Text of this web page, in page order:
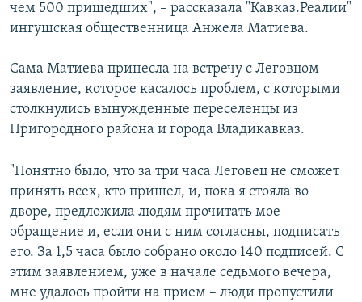
чем 500 пришедших", – рассказала "Кавказ.Реалии"
ингушская общественница Анжела Матиева.
Сама Матиева принесла на встречу с Леговцом
заявление, которое касалось проблем, с которыми
столкнулись вынужденные переселенцы из
Пригородного района и города Владикавказ.
"Понятно было, что за три часа Леговец не сможет
принять всех, кто пришел, и, пока я стояла во
дворе, предложила людям прочитать мое
обращение и, если они с ним согласны, подписать
его. За 1,5 часа было собрано около 140 подписей. С
этим заявлением, уже в начале седьмого вечера,
мне удалось пройти на прием – люди пропустили